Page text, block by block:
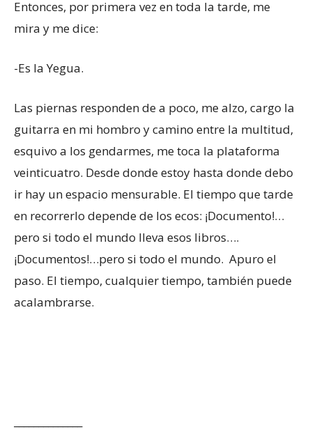
Entonces, por primera vez en toda la tarde, me
mira y me dice:
-Es la Yegua.
Las piernas responden de a poco, me alzo, cargo la
guitarra en mi hombro y camino entre la multitud,
esquivo a los gendarmes, me toca la plataforma
veinticuatro. Desde donde estoy hasta donde debo
ir hay un espacio mensurable. El tiempo que tarde
en recorrerlo depende de los ecos: ¡Documento!…
pero si todo el mundo lleva esos libros….
¡Documentos!…pero si todo el mundo. Apuro el
paso. El tiempo, cualquier tiempo, también puede
acalambrarse.